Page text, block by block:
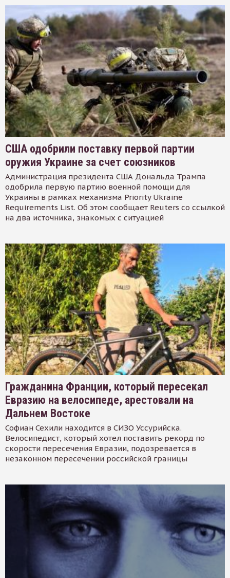
США одобрили поставку первой партии
оружия Украине за счет союзников
Администрация президента США Дональда Трампа
одобрила первую партию военной помощи для
Украины в рамках механизма Priority Ukraine
Requirements List. Об этом сообщает Reuters со ссылкой
на два источника, знакомых с ситуацией
Гражданина Франции, который пересекал
Евразию на велосипеде, арестовали на
Дальнем Востоке
Софиан Сехили находится в СИЗО Уссурийска.
Велосипедист, который хотел поставить рекорд по
скорости пересечения Евразии, подозревается в
незаконном пересечении российской границы